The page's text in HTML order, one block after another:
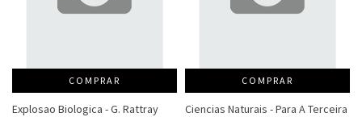
COMPRAR
Explosao Biologica - G. Rattray
COMPRAR
Ciencias Naturais - Para A Terceira